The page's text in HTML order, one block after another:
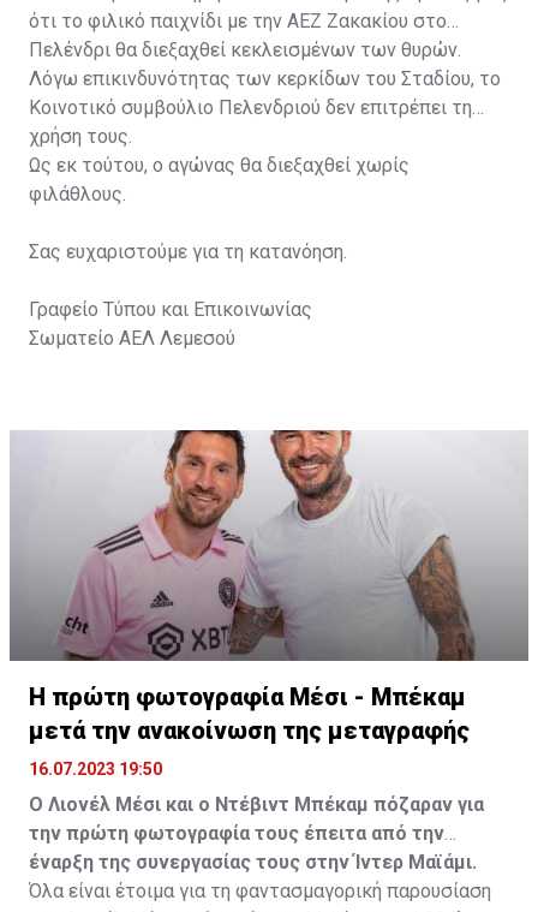
ότι το φιλικό παιχνίδι με την ΑΕΖ Ζακακίου στο
Πελένδρι θα διεξαχθεί κεκλεισμένων των θυρών.
Λόγω επικινδυνότητας των κερκίδων του Σταδίου, το
Κοινοτικό συμβούλιο Πελενδριού δεν επιτρέπει τη
χρήση τους.
Ως εκ τούτου, ο αγώνας θα διεξαχθεί χωρίς
φιλάθλους.
Σας ευχαριστούμε για τη κατανόηση.
Γραφείο Τύπου και Επικοινωνίας
Σωματείο ΑΕΛ Λεμεσού
Η πρώτη φωτογραφία Μέσι - Μπέκαμ
μετά την ανακοίνωση της μεταγραφής
16.07.2023 19:50
Ο Λιονέλ Μέσι και ο Ντέβιντ Μπέκαμ πόζαραν για
την πρώτη φωτογραφία τους έπειτα από την
έναρξη της συνεργασίας τους στην Ίντερ Μαϊάμι.
Όλα είναι έτοιμα για τη φαντασμαγορική παρουσίαση